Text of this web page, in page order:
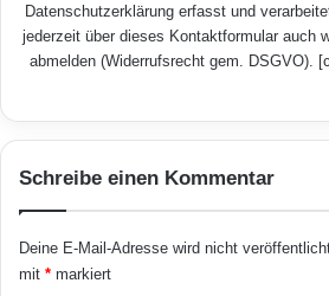
Datenschutzerklärung erfasst und
jederzeit über dieses Kontaktformular auch
abmelden (Widerrufsrecht gem. DSGVO).
Schreibe einen Kommentar
Deine E-Mail-Adresse wird nicht
mit * markiert